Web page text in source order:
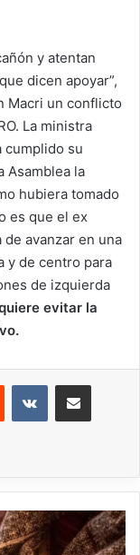
y atentan
dicen apoyar”,
Macri un conflicto
La ministra
cumplido su
Asamblea la
hubiera tomado
es que el ex
avanzar en una
y de centro para
de izquierda
evitar la